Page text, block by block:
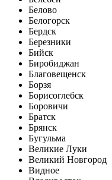
Белово
Белогорск
Бердск
Березники
Бийск
Биробиджан
Благовещенск
Борзя
Борисоглебск
Боровичи
Братск
Брянск
Бугульма
Великие Луки
Великий Новгород
Видное